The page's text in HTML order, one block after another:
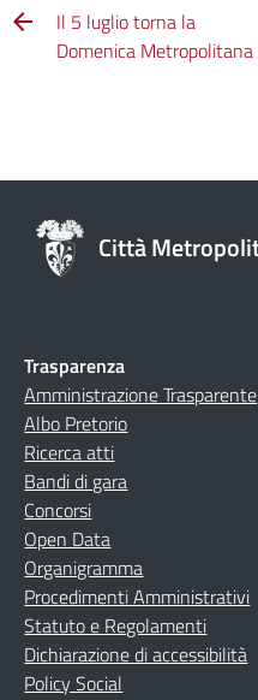
Il 5 luglio torna la
Domenica Metropolitana
Città
Trasparenza
Amministrazione Trasparente
Albo Pretorio
Ricerca atti
Bandi di gara
Concorsi
Open Data
Organigramma
Procedimenti Amministrativi
Statuto e Regolamenti
Dichiarazione di accessibilità
Policy Social